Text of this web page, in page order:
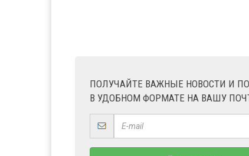
ПОЛУЧАЙТЕ ВАЖНЫЕ НОВОСТИ И
В УДОБНОМ ФОРМАТЕ НА ВАШУ